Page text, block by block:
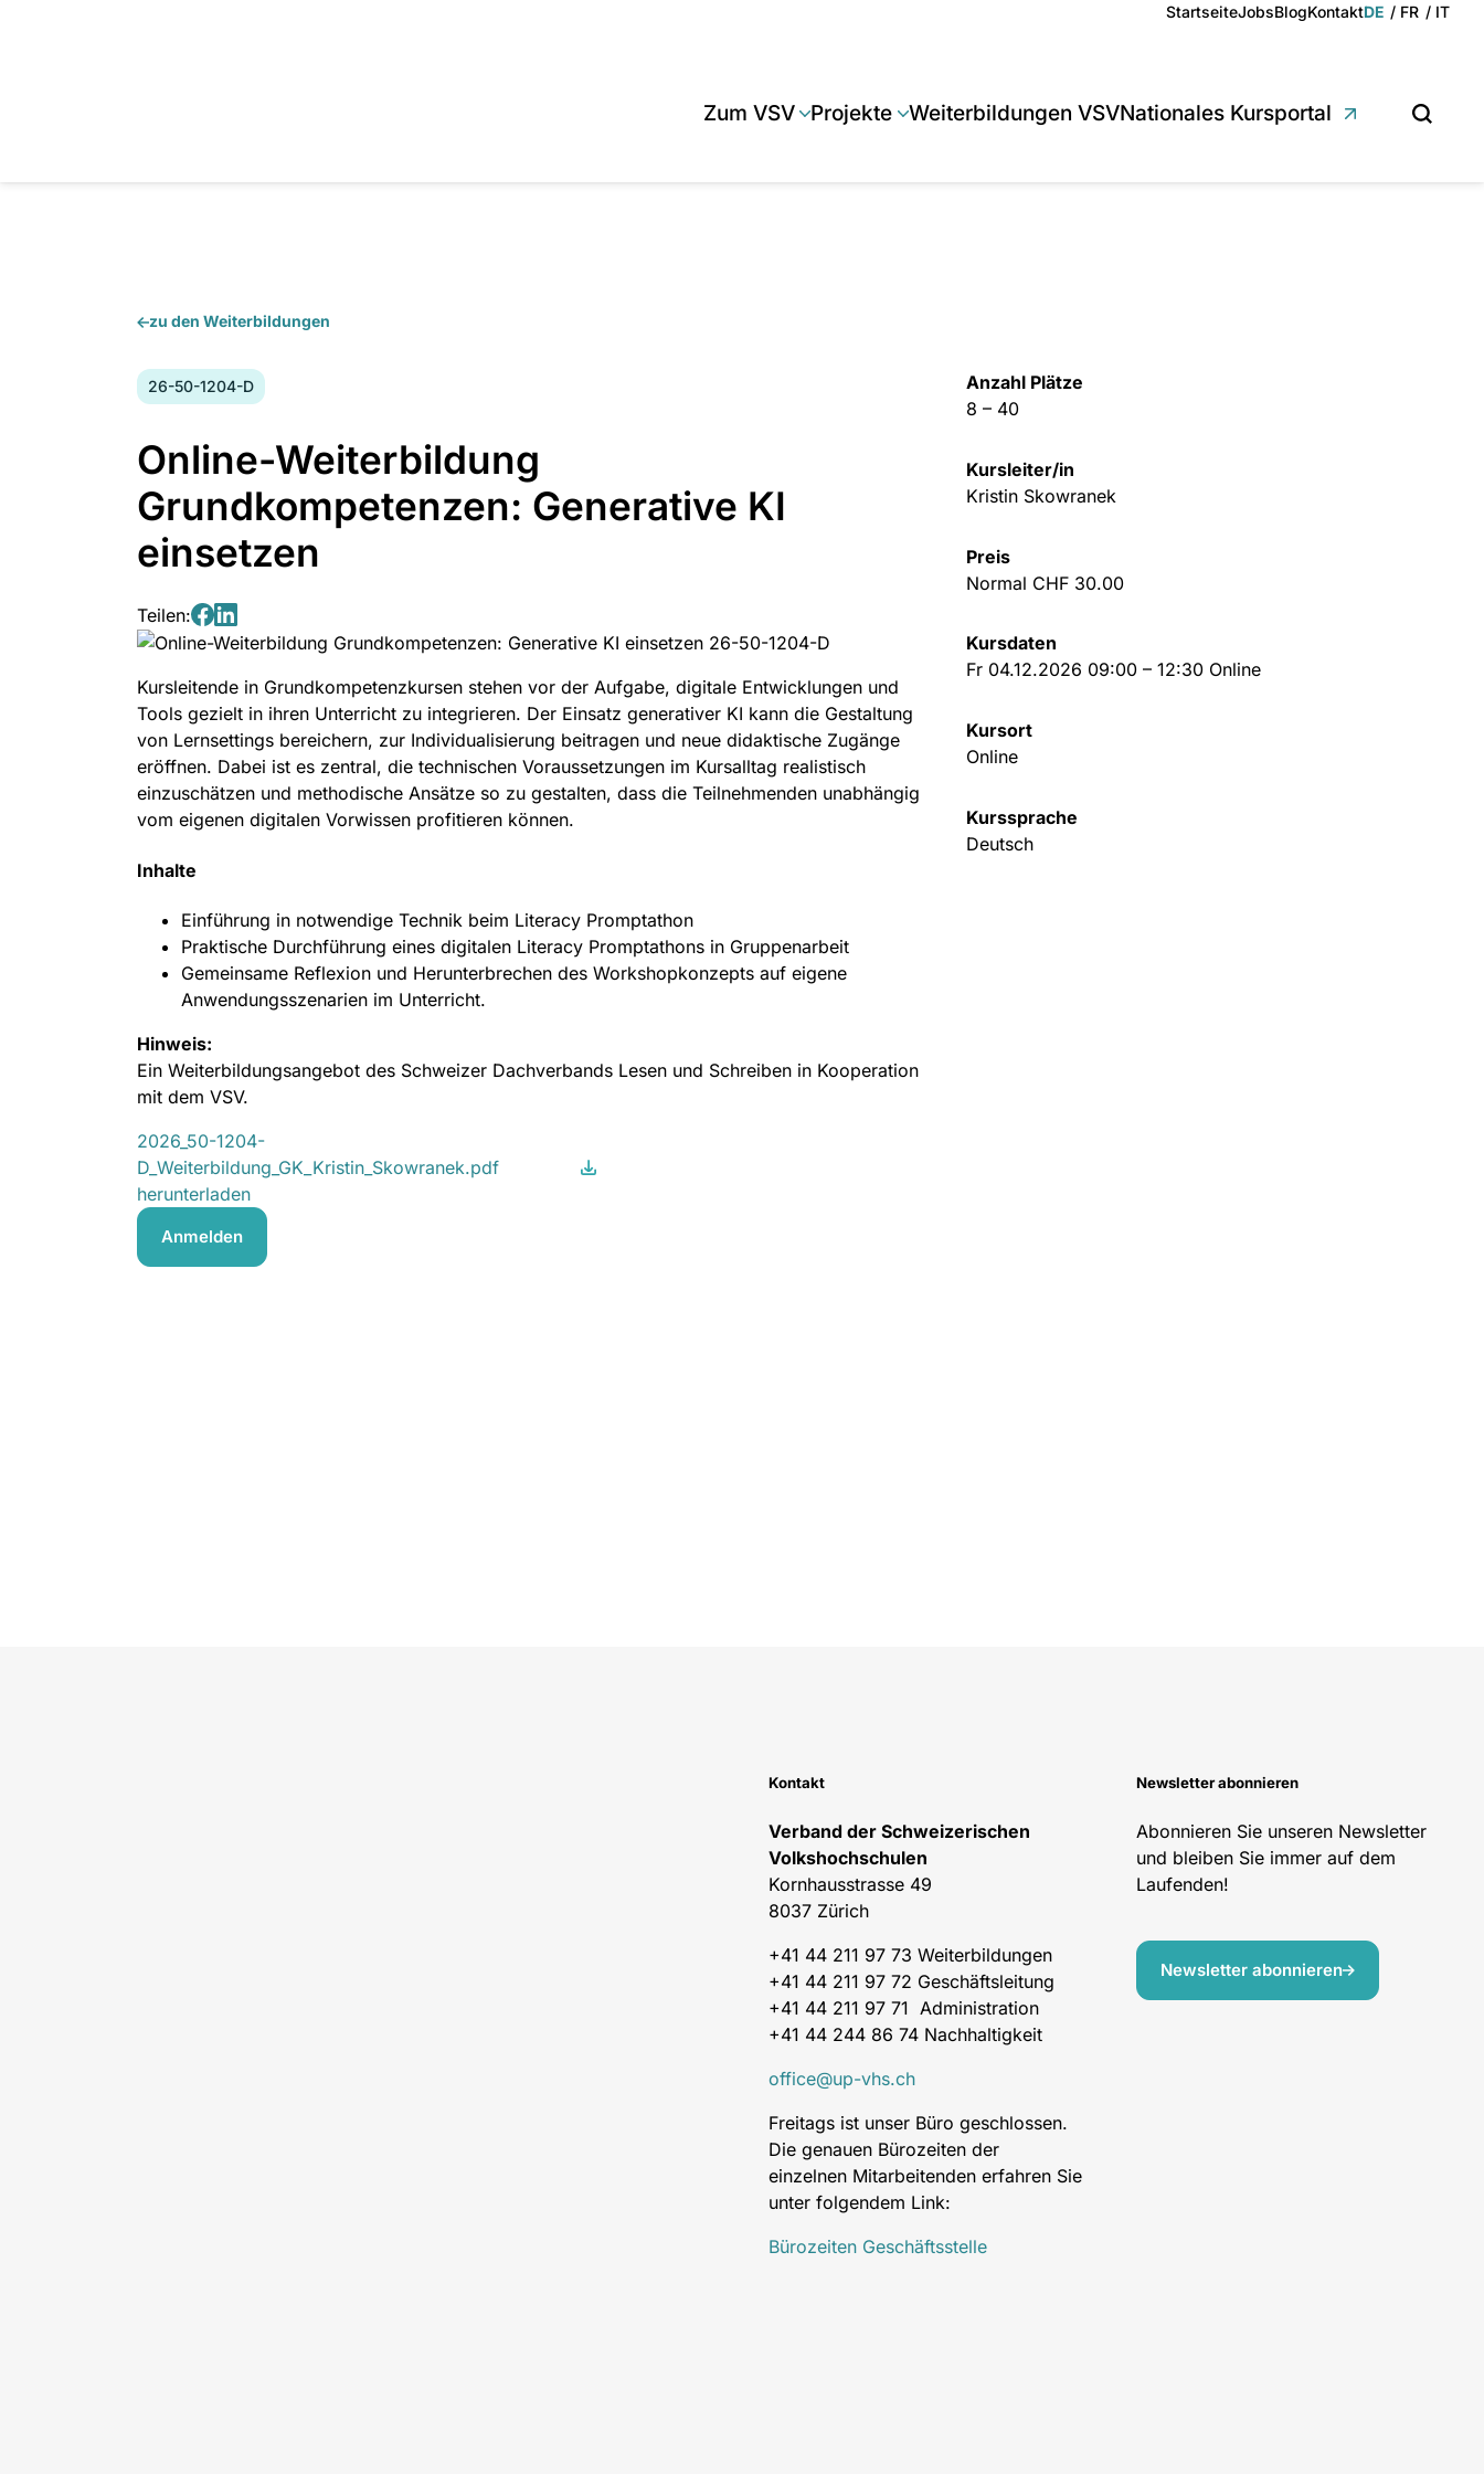
StartseiteJobsBlogKontaktDeutsch
DE Français
FR IT
Zum VSV Projekte Weiterbildungen VSVNationales Kursportal
Suchen
zu den Weiterbildungen
Kursnummer:
26-50-1204-D
Online-Weiterbildung
Grundkompetenzen: Generative KI
einsetzen
Teilen:
Teilen
Facebook
Teilen
LinkedIn
Kursleitende in Grundkompetenzkursen stehen vor der Aufgabe, digitale Entwicklungen und
Tools gezielt in ihren Unterricht zu integrieren. Der Einsatz generativer KI kann die Gestaltung
von Lernsettings bereichern, zur Individualisierung beitragen und neue didaktische Zugänge
eröffnen. Dabei ist es zentral, die technischen Voraussetzungen im Kursalltag realistisch
einzuschätzen und methodische Ansätze so zu gestalten, dass die Teilnehmenden unabhängig
vom eigenen digitalen Vorwissen profitieren können.
Inhalte
Einführung in notwendige Technik beim Literacy Promptathon
Praktische Durchführung eines digitalen Literacy Promptathons in Gruppenarbeit
Gemeinsame Reflexion und Herunterbrechen des Workshopkonzepts auf eigene
Anwendungsszenarien im Unterricht.
Hinweis:
Ein Weiterbildungsangebot des Schweizer Dachverbands Lesen und Schreiben in Kooperation
mit dem VSV.
2026_50-1204-
D_Weiterbildung_GK_Kristin_Skowranek.pdf
herunterladen
Anmelden
Anzahl Plätze
8 – 40
Kursleiter/in
Kristin Skowranek
Preis
Normal CHF 30.00
Kursdaten
Fr 04.12.2026 09:00 – 12:30 Online
Kursort
Online
Kurssprache
Deutsch
Kontakt
Verband der Schweizerischen
Volkshochschulen
Kornhausstrasse 49
8037 Zürich
+41 44 211 97 73 Weiterbildungen
+41 44 211 97 72 Geschäftsleitung
+41 44 211 97 71 Administration
+41 44 244 86 74 Nachhaltigkeit
office@up-vhs.ch
Freitags ist unser Büro geschlossen.
Die genauen Bürozeiten der
einzelnen Mitarbeitenden erfahren Sie
unter folgendem Link:
Bürozeiten Geschäftsstelle
Newsletter abonnieren
Abonnieren Sie unseren Newsletter
und bleiben Sie immer auf dem
Laufenden!
Newsletter abonnieren